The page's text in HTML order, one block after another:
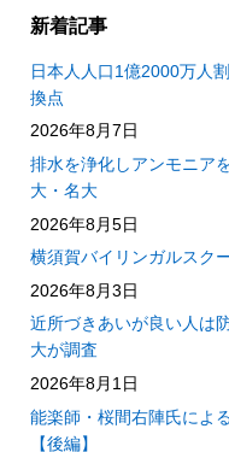
新着記事
日本人人口1億2000万人
換点
2026年8月7日
排水を浄化しアンモニア
大・名大
2026年8月5日
横須賀バイリンガルスク
2026年8月3日
近所づきあいが良い人は
大が調査
2026年8月1日
能楽師・桜間右陣氏によ
【後編】